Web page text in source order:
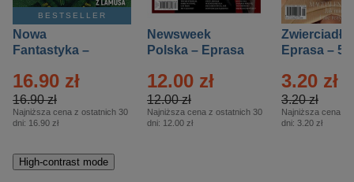
BESTSELLER
Nowa
Fantastyka –
16.90 zł
16.90 zł
Najniższa cena z ostatnich 30
dni: 16.90 zł
Newsweek
Polska – Eprasa
12.00 zł
12.00 zł
Najniższa cena z ostatnich 30
dni: 12.00 zł
Zwierciadło
Eprasa – 5/
3.20 zł
3.20 zł
Najniższa cena z
dni: 3.20 zł
High-contrast mode